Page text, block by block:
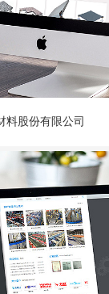
股份有限公司原名为常
料股份有限公司